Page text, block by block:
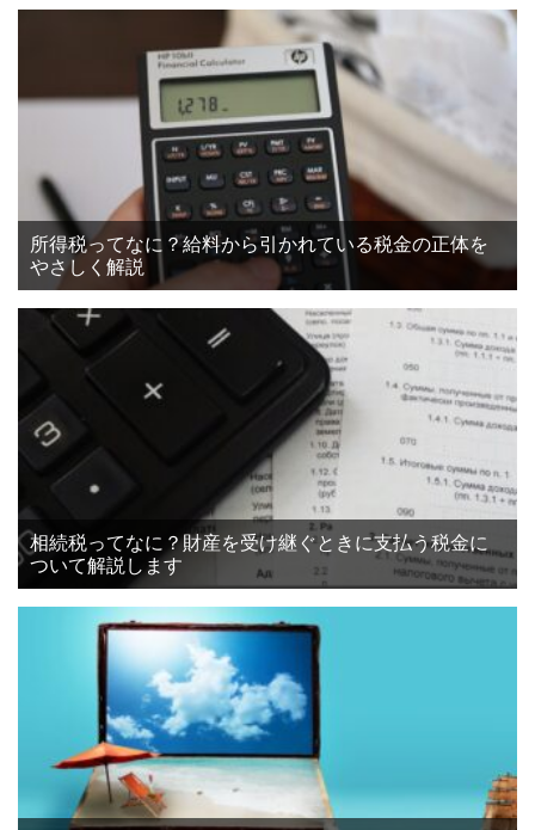
所得税ってなに？給料から引かれている税金の正体を
やさしく解説
相続税ってなに？財産を受け継ぐときに支払う税金に
ついて解説します